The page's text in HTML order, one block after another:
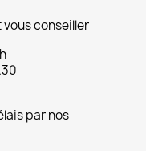
conseiller
par nos